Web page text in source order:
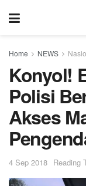
Home NEWS
Konyol!
Polisi
Akses
4 Sep 2018 Reading